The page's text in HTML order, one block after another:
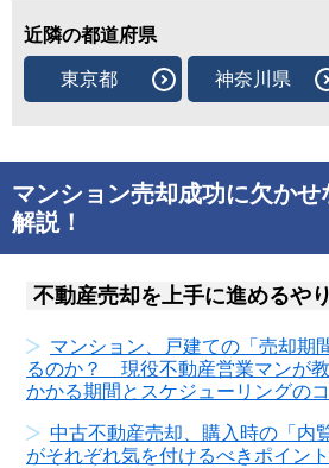
近隣の都道府県
東京都 神奈川県
マンション売却成功に欠かせ
解説！
不動産売却を上手に進めるや
マンション、戸建ての「売却期
るのか？ 現役不動産営業マンが
かかる期間とスケジューリングの
中古不動産売却、購入時の「内
がそれぞれ気を付けるべきポイン